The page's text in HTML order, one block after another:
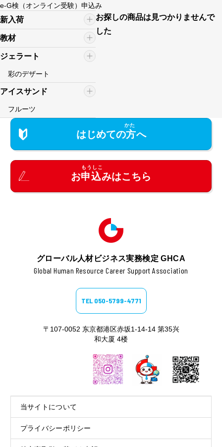
e-G検（オンライン受験）申込み
新入荷
教材
ジェラート
彩のデザート
アイスサンド
フルーツ
お探しの商品は見つかりませんで
した
はじめての方へ
お申込みはこちら
グローバル人材ビジネス実務検定 GHCA
Global Human Resource Career Support Association
TEL 050-5799-4771
〒107-0052 东京都港区赤坂1-14-14 第35兴
和大厦 4楼
当サイトについて
プライバシーポリシー